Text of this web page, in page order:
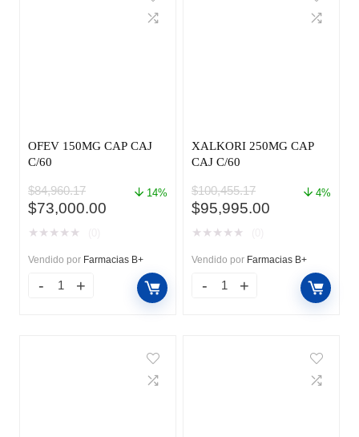
OFEV 150MG CAP CAJ
C/60
$84,960.17
El
precio
era:
$84,960.17.
$73,000.00
es:
$73,000.00.
14%
★ ★ ★ ★ ★
Vendido por Farmacias B+
XALKORI 250MG CAP
CAJ C/60
$100,455.17
El
precio
era:
$100,455.17.
$95,995.00
es:
$95,995.00.
4%
★ ★ ★ ★ ★
Vendido por Farmacias B+